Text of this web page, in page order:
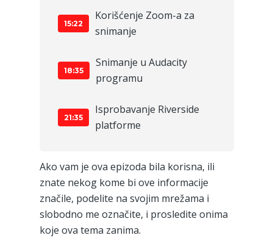
15:22
Korišćenje Zoom-a za
snimanje
18:35
Snimanje u Audacity
programu
21:35
Isprobavanje Riverside
platforme
Ako vam je ova epizoda bila korisna, ili
znate nekog kome bi ove informacije
značile, podelite na svojim mrežama i
slobodno me označite, i prosledite onima
koje ova tema zanima.